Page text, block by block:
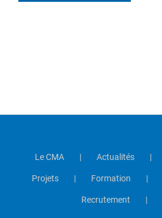
Le CMA Actualités
Projets Formation
Recrutement